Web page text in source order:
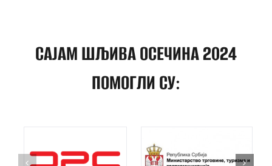
САЈАМ ШЉИВА ОСЕЧИНА 2024
ПОМОГЛИ СУ: